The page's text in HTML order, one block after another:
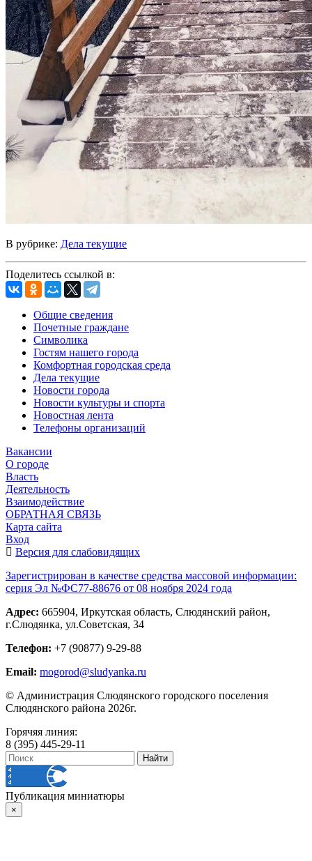
В рубрике: Дела текущие
Поделитесь ссылкой в:
Общие сведения
Почетные граждане
Символика
Гостям нашего города
Комфортная городская среда
Дела текущие
Новости города
Новости культуры и спорта
Новостная лента
Телефоны организаций
Вакансии
О городе
Власть
Деятельность
Взаимодействие
ОБРАТНАЯ СВЯЗЬ
Карта сайта
Вход
Версия для слабовидящих
Зарегистрирован в качестве средства массовой информации:
серия Эл №ФС77-88676 от 08 ноября 2024 года
Адрес: 665904, Иркутская область, Слюдянский район,
г.Слюдянка, ул.Советская, 34
Телефон: +7 (90877) 9-29-88
Email: mogorod@sludyanka.ru
© Администрация Слюдянского городского поселения
Слюдянского района 2026г.
Горячяя линия:
8 (395) 445-29-11
Публикация миниатюры
×